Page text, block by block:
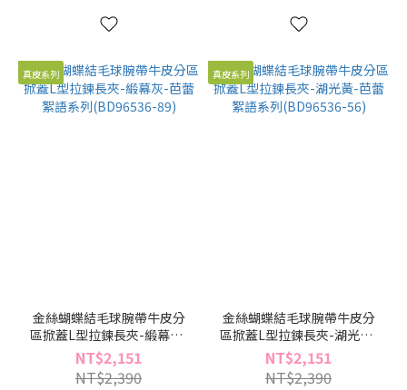
真皮系列
金絲蝴蝶結毛球腕帶牛皮分
區掀蓋L型拉鍊長夾-緞幕灰-
芭蕾絮語系列(BD96536-89)
NT$2,151
NT$2,390
真皮系列
金絲蝴蝶結毛球腕帶牛皮分
區掀蓋L型拉鍊長夾-湖光黃-
芭蕾絮語系列(BD96536-56)
NT$2,151
NT$2,390